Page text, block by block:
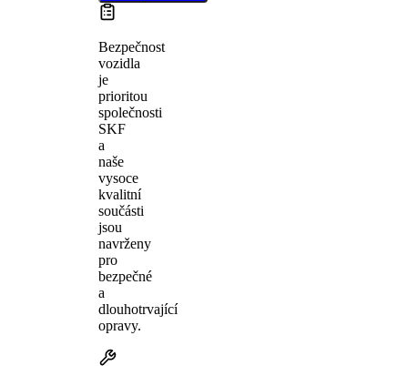
Bezpečnost
vozidla
je
prioritou
společnosti
SKF
a
naše
vysoce
kvalitní
součásti
jsou
navrženy
pro
bezpečné
a
dlouhotrvající
opravy.